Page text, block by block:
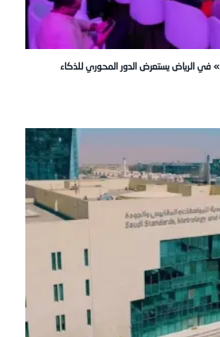
معرض «سيتي سكيب العالمي 2025» في الرياض يستعرض الدور المحوري للذكاء